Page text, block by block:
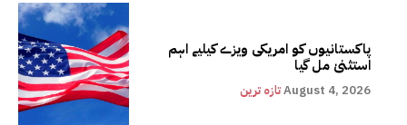
پاکستانیوں کو امریکی ویزے کیلیے اہم
استثنیٰ مل گیا
تازہ ترینAugust 4, 2026